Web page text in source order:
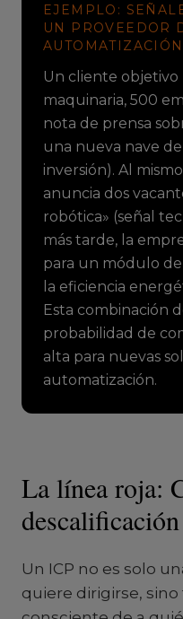
EJEMPLO:
UN PROVEEDOR
AUTOMATIZACIÓN
Un cliente
maquinaria, 500
nota de prensa
una nueva nave
inversión). Al
anuncia dos
robótica» (señal
más tarde, la
para un módulo
la eficiencia
Esta combinación
probabilidad de
alta para nuevas
automatización.
La línea roja:
Un ICP no es solo
quiere dirigirse,